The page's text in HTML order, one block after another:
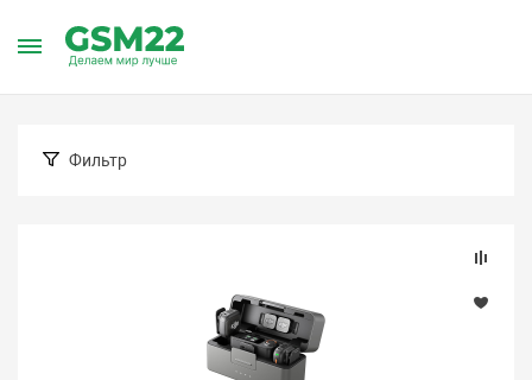
Главная Каталог товаров
Фильтр